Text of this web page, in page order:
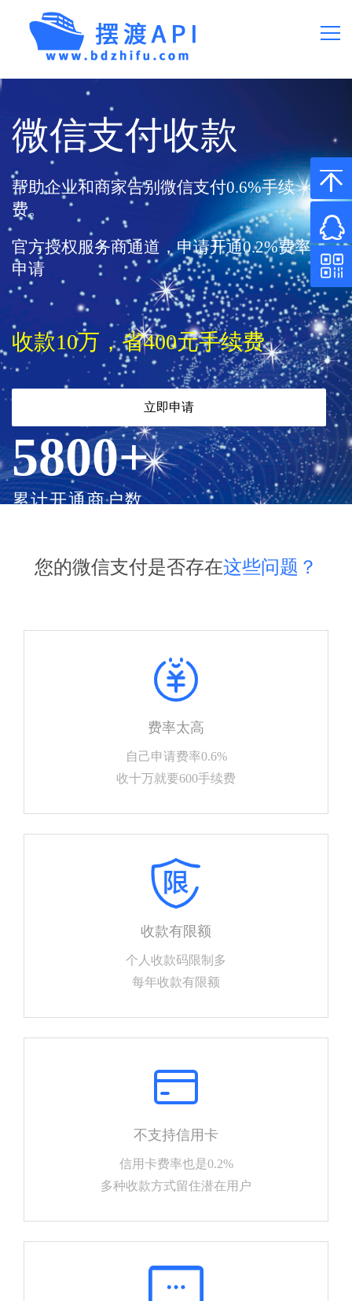
产品价格
常见问题
关于我们
微信0.2%费率
商户登录
微信支付收款
帮助企业和商家告别微信支付0.6%手续
费。
官方授权服务商通道，申请开通0.2%费率
申请
收款10万，省400元手续费
立即申请
5800+
累计开通商户数
818000+
4800000
您的微信支付是否存在这些问题？
费率太高
自己申请费率0.6%
收十万就要600手续费
收款有限额
个人收款码限制多
每年收款有限额
不支持信用卡
信用卡费率也是0.2%
多种收款方式留住潜在用户